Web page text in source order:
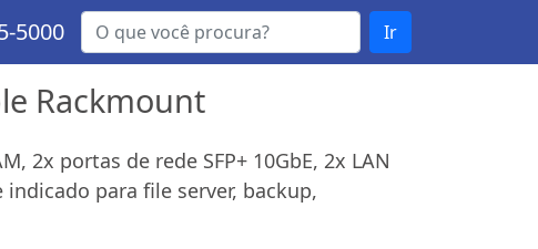
5000 Ir
Rackmount
2x portas de rede SFP+ 10GbE, 2x LAN
para file server, backup,